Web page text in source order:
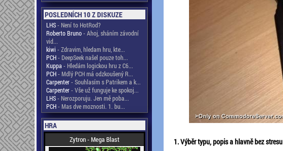
POSLEDNÍCH 10 Z DISKUZE
LHS- Není to HotRod?
Roberto Bruno- Ahoj, sháním závodní
vid...
kiwi - Zdravim, hledam hru, kte...
PCH- DeepSeek našel pouze toh...
Kuppa - Hledám logickou hru z C6...
PCH- Mdlý PCH má odzkoušený R...
Carpenter- Souhlasím s Patrikem a k...
Carpenter- Vše už funguje ke spokoj...
LHS- Nerozporuju. Jen mě poba...
PCH- Mas dve moznosti. 1. bu...
HRA
Zytron - Mega Blast 1. Výběr typu, popis a hlavně bez stresu